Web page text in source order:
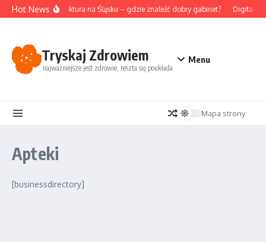
Przejdź do treści
Hot NewsAkupunktura na Śląsku – gdzie znaleźć dobry gabinet? Digital
Tryskaj Zdrowiem
najważniejsze jest zdrowie, reszta się poukłada
Menu
Mapa strony
Apteki
[businessdirectory]